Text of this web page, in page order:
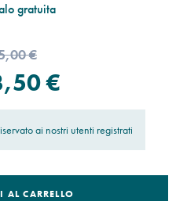
gratuita
€
€
ai nostri utenti registrati
CARRELLO